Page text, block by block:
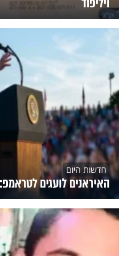
חדשות היום
האיראנים לועגים